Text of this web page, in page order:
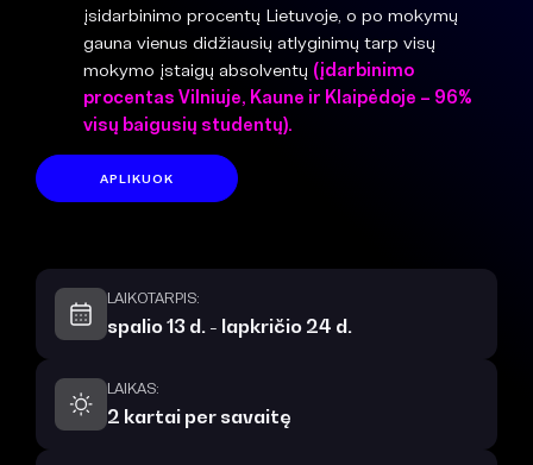
įsidarbinimo procentų Lietuvoje, o po mokymų
gauna vienus didžiausių atlyginimų tarp visų
mokymo įstaigų absolventų (įdarbinimo
procentas Vilniuje, Kaune ir Klaipėdoje – 96%
visų baigusių studentų).
APLIKUOK
LAIKOTARPIS:
spalio 13 d. - lapkričio 24 d.
LAIKAS:
2 kartai per savaitę